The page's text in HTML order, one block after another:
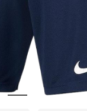
1